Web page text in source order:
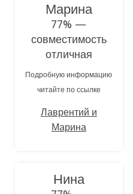
Марина
77% —
совместимость
отличная
Подробную информацию
читайте по ссылке
Лаврентий и
Марина
Нина